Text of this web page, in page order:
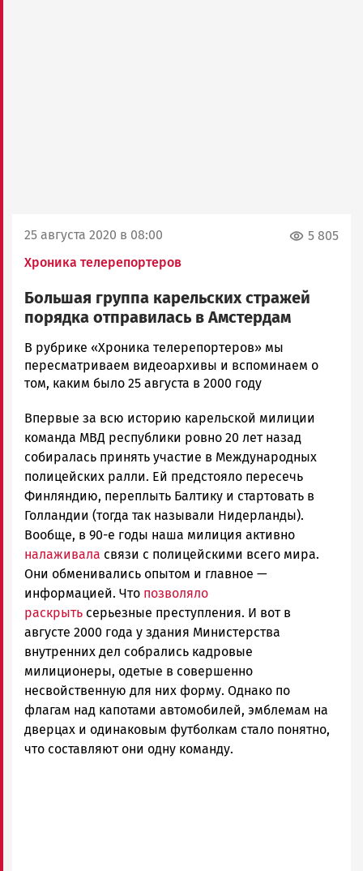
25 августа 2020 в 08:00
Хроника телерепортеров
5 805
Большая группа карельских стражей
порядка отправилась в Амстердам
Корректор
Новости
Петрозаводска
Карелии
|
Петрозаводск
ГОВОРИТ
В рубрике «Хроника телерепортеров» мы
пересматриваем видеоархивы и вспоминаем о
том, каким было 25 августа в 2000 году
Впервые за всю историю карельской милиции
команда МВД республики ровно 20 лет назад
собиралась принять участие в Международных
полицейских ралли. Ей предстояло пересечь
Финляндию, переплыть Балтику и стартовать в
Голландии (тогда так называли Нидерланды).
Вообще, в 90-е годы наша милиция активно
налаживала связи с полицейскими всего мира.
Они обменивались опытом и главное —
информацией. Что позволяло
раскрыть серьезные преступления. И вот в
августе 2000 года у здания Министерства
внутренних дел собрались кадровые
милиционеры, одетые в совершенно
несвойственную для них форму. Однако по
флагам над капотами автомобилей, эмблемам на
дверцах и одинаковым футболкам стало понятно,
что составляют они одну команду.